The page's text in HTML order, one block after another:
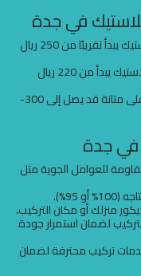
سعر متر المربع لتركيب سواتر شرائح بلاستيك يبدأ تقريبًا من 250 ريال
سعر متر المربع لتركيب سواتر مجدول بلاستيك يبدأ من 220 ريال
سعر متر المربع لسواتر لوفر بلاستيك الأعلى متانة قد يصل إلى 300-
للعوامل الجوية مثل
منزلك أو مكان التركيب.
لضمان استمرار جودة
تركيب محترفة لضمان